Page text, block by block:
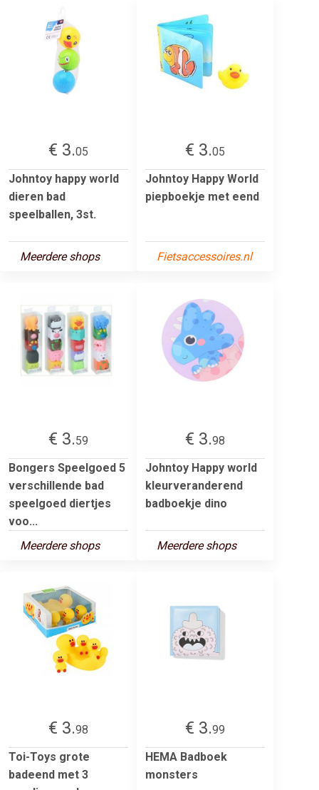
€ 3.05
Johntoy happy world
dieren bad
speelballen, 3st.
Meerdere shops
€ 3.05
Johntoy Happy World
piepboekje met eend
Fietsaccessoires.nl
€ 3.59
Bongers Speelgoed 5
verschillende bad
speelgoed diertjes
voo...
Meerdere shops
€ 3.98
Johntoy Happy world
kleurveranderend
badboekje dino
Meerdere shops
€ 3.98
Toi-Toys grote
badeend met 3
€ 3.99
HEMA Badboek
monsters